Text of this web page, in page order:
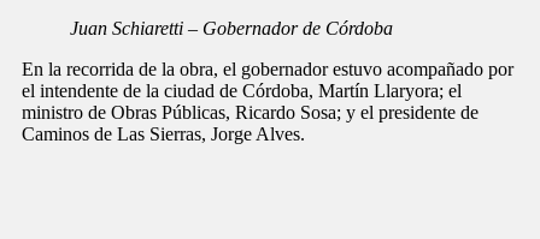
Juan Schiaretti – Gobernador de Córdoba
En la recorrida de la obra, el gobernador estuvo acompañado por
el intendente de la ciudad de Córdoba, Martín Llaryora; el
ministro de Obras Públicas, Ricardo Sosa; y el presidente de
Caminos de Las Sierras, Jorge Alves.